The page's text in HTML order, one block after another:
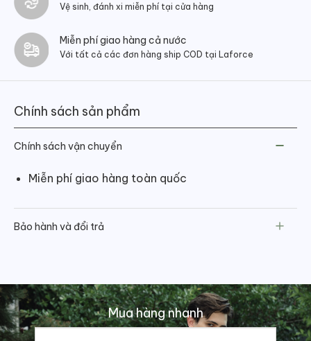
Vệ sinh, đánh xi miễn phí tại cửa hàng
Miễn phí giao hàng cả nước
Với tất cả các đơn hàng ship COD tại Laforce
Chính sách sản phẩm
Chính sách vận chuyển
Miễn phí giao hàng toàn quốc
Bảo hành và đổi trả
Mua hàng nhanh